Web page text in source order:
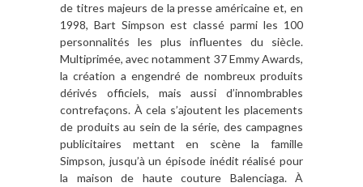
de titres majeurs de la presse américaine et, en
1998, Bart Simpson est classé parmi les 100
personnalités les plus influentes du siècle.
Multiprimée, avec notamment 37 Emmy Awards,
la création a engendré de nombreux produits
dérivés officiels, mais aussi d’innombrables
contrefaçons. À cela s’ajoutent les placements
de produits au sein de la série, des campagnes
publicitaires mettant en scène la famille
Simpson, jusqu’à un épisode inédit réalisé pour
la maison de haute couture Balenciaga. À